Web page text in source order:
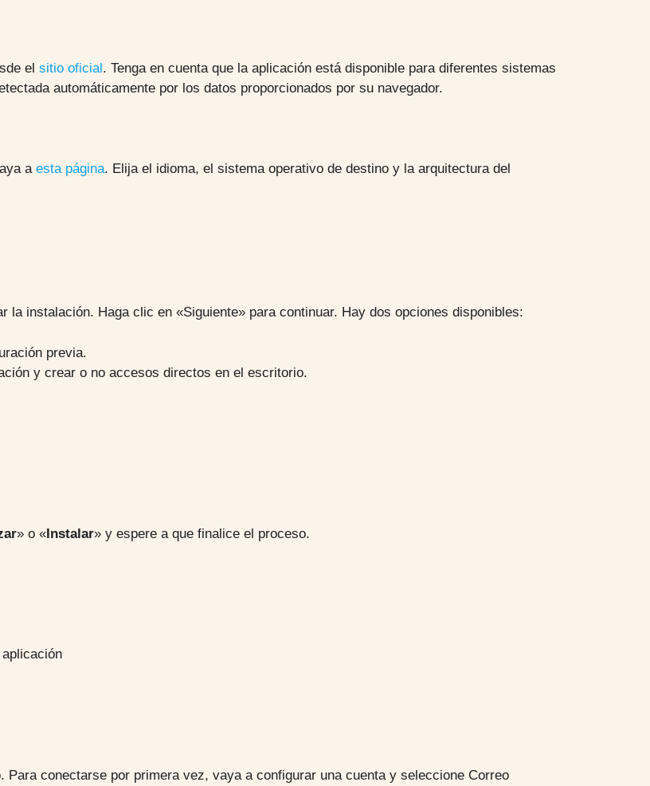
el sitio oficial. Tenga en cuenta que la aplicación está disponible para diferentes sistemas
automáticamente por los datos proporcionados por su navegador.
a esta página. Elija el idioma, el sistema operativo de destino y la arquitectura del
la instalación. Haga clic en «Siguiente» para continuar. Hay dos opciones disponibles:
previa.
y crear o no accesos directos en el escritorio.
» o «Instalar» y espere a que finalice el proceso.
conectarse por primera vez, vaya a configurar una cuenta y seleccione Correo